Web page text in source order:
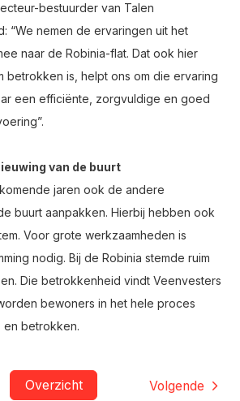
bestuurder van Talen
“We nemen de ervaringen uit het
naar de Robinia-flat. Dat ook hier
betrokken is, helpt ons om die ervaring
een efficiënte, zorgvuldige en goed
van de buurt
jaren ook de andere
buurt aanpakken. Hierbij hebben ook
Voor grote werkzaamheden is
nodig. Bij de Robinia stemde ruim
Die betrokkenheid vindt Veenvesters
bewoners in het hele proces
en betrokken.
Volgende
Overzicht